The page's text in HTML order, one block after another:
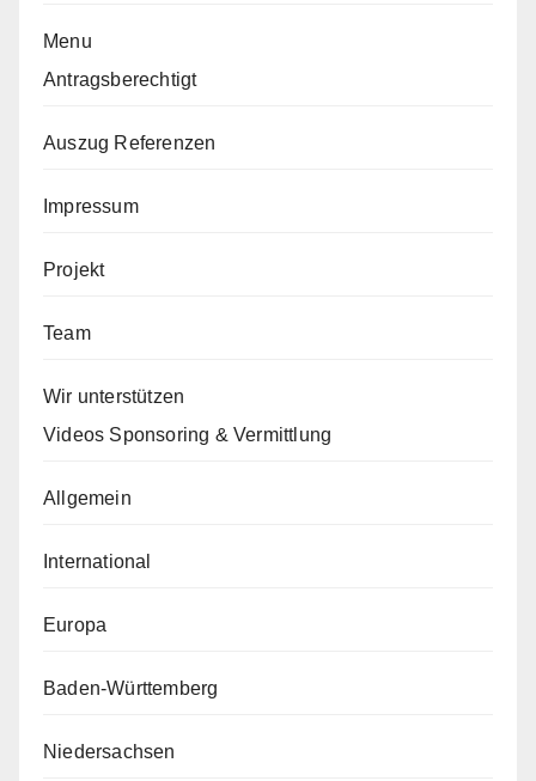
Menu
Antragsberechtigt
Auszug Referenzen
Impressum
Projekt
Team
Wir unterstützen
Videos Sponsoring & Vermittlung
Allgemein
International
Europa
Baden-Württemberg
Niedersachsen